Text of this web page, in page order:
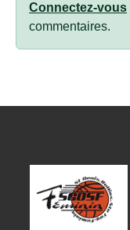
Connectez-vous
commentaires.